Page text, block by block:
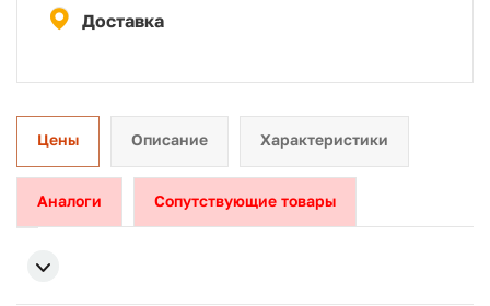
Доставка
Цены Описание Характеристики
Аналоги Сопутствующие товары